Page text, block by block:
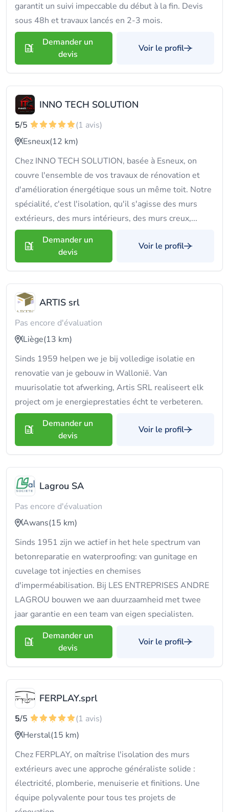
garantit un suivi impeccable du début à la fin. Devis
sous 48h et travaux lancés en 2-3 mois.
Demander un
devis
Voir le profil
INNO TECH SOLUTION
5/5
(1 avis)
Esneux(12 km)
Chez INNO TECH SOLUTION, basée à Esneux, on
couvre l'ensemble de vos travaux de rénovation et
d'amélioration énergétique sous un même toit. Notre
spécialité, c'est l'isolation, qu'il s'agisse des murs
extérieurs, des murs intérieurs, des murs creux,...
Demander un
devis
Voir le profil
ARTIS srl
Pas encore d'évaluation
Liège(13 km)
Sinds 1959 helpen we je bij volledige isolatie en
renovatie van je gebouw in Wallonië. Van
muurisolatie tot afwerking, Artis SRL realiseert elk
project om je energieprestaties écht te verbeteren.
Demander un
devis
Voir le profil
Lagrou SA
Pas encore d'évaluation
Awans(15 km)
Sinds 1951 zijn we actief in het hele spectrum van
betonreparatie en waterproofing: van gunitage en
cuvelage tot injecties en chemises
d'imperméabilisation. Bij LES ENTREPRISES ANDRE
LAGROU bouwen we aan duurzaamheid met twee
jaar garantie en een team van eigen specialisten.
Demander un
devis
Voir le profil
FERPLAY.sprl
5/5
(1 avis)
Herstal(15 km)
Chez FERPLAY, on maîtrise l'isolation des murs
extérieurs avec une approche généraliste solide :
électricité, plomberie, menuiserie et finitions. Une
équipe polyvalente pour tous tes projets de